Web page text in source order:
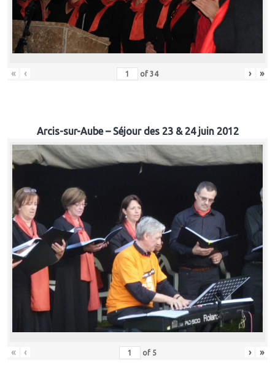
« ‹ of 34 › »
Arcis-sur-Aube – Séjour des 23 & 24 juin 2012
« ‹ of 5 › »